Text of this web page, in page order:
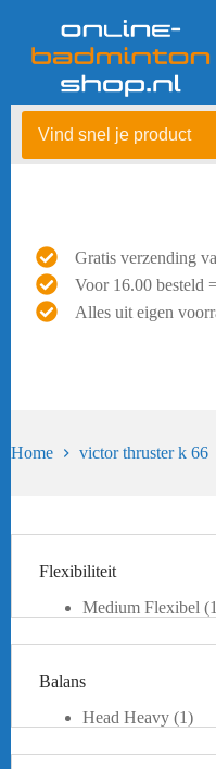
Gratis verzending
Voor 16.00 besteld
Alles uit eigen
Home victor thruster k 66
Flexibiliteit
Medium Flexibel
Balans
Head Heavy (1)